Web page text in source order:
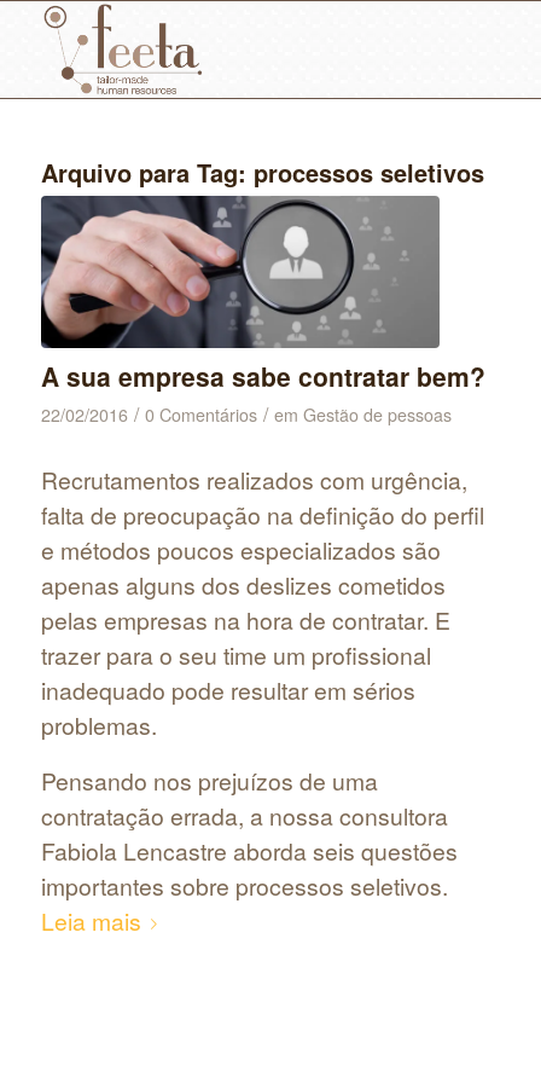
Arquivo para Tag: processos seletivos
A sua empresa sabe contratar bem?
22/02/2016 / 0 Comentários / em Gestão de pessoas
Recrutamentos realizados com urgência,
falta de preocupação na definição do perfil
e métodos poucos especializados são
apenas alguns dos deslizes cometidos
pelas empresas na hora de contratar. E
trazer para o seu time um profissional
inadequado pode resultar em sérios
problemas.
Pensando nos prejuízos de uma
contratação errada, a nossa consultora
Fabiola Lencastre aborda seis questões
importantes sobre processos seletivos.
Leia mais